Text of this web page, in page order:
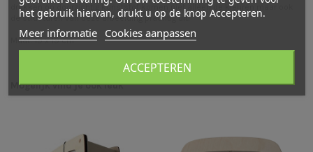
drukken op doorzichtig kunststof komen niet alleen de kleuren maar ook
de structuren van deze afbeelding prachtig uit.
Maat: 19 x 19 cm
Mogelijk vind je ook leuk
het gebruik hiervan, drukt u op de knop Accepteren.
Meer informatie Cookies aanpassen
ACCEPTEREN